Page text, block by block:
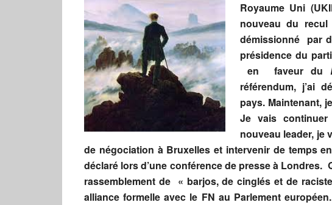
Royaume Uni
nouveau du
démissionné par
présidence du
en faveur du
référendum, j’ai
pays. Maintenant,
Je vais
nouveau leader, je
de négociation à Bruxelles et intervenir de temps
déclaré lors d’une conférence de presse à Londres.
rassemblement de « barjos, de cinglés et de
alliance formelle avec le FN au Parlement